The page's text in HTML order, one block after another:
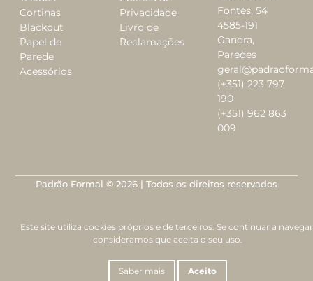
Cortinas
Blackout
Papel de
Parede
Acessórios
Privacidade
Livro de
Reclamações
Fontes, 54
4585-191
Gandra,
Paredes
(+351) 223 797
190
(+351) 962 863
009
Padrão Formal © 2026 | Todos os direitos reservados
Este site utiliza cookies próprios e de terceiros. Se continuar a
consideramos que aceita o seu uso.
Saber mais Aceito